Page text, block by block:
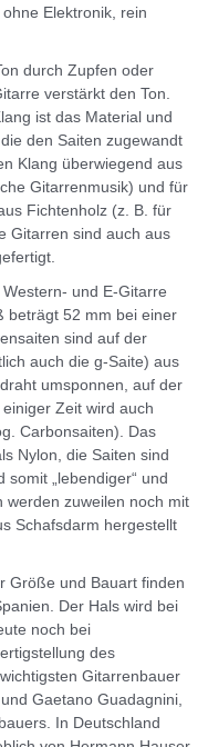
Elektronik, rein
durch Zupfen oder
verstärkt den Ton.
ist das Material und
den Saiten zugewandt
Klang überwiegend aus
Gitarrenmusik) und für
Fichtenholz (z. B. für
Gitarren sind auch aus
und E-Gitarre
beträgt 52 mm bei einer
sind auf der
auch die g-Saite) aus
umsponnen, auf der
Zeit wird auch
Carbonsaiten). Das
Nylon, die Saiten sind
„lebendiger“ und
werden zuweilen noch mit
Schafsdarm hergestellt
Größe und Bauart finden
Der Hals wird bei
noch bei
des
Gitarrenbauer
Gaetano Guadagnini,
In Deutschland